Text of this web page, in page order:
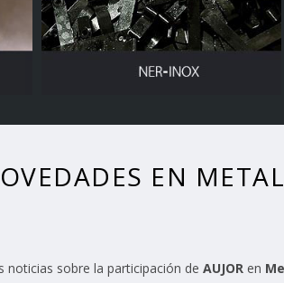
EN
sobre la participación de AUJOR en